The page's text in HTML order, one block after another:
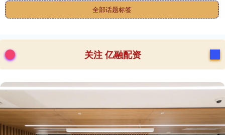
全部话题标签
关注 亿融配资